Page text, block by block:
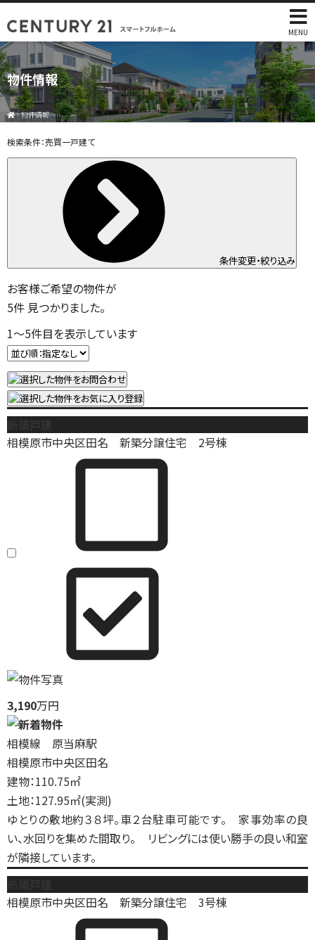
MENU
物件情報
>物件情報
検索条件：売買一戸建て
条件変更・絞り込み
お客様ご希望の物件が
5件 見つかりました。
1～5件目を表示しています
相模原市中央区田名 新築分譲住宅 2号棟
3,190万円
相模線 原当麻駅
相模原市中央区田名
建物：110.75㎡
土地：127.95㎡(実測)
ゆとりの敷地約３８坪。車２台駐車可能です。 家事効率の良
い、水回りを集めた間取り。 リビングには使い勝手の良い和室
が隣接しています。
相模原市中央区田名 新築分譲住宅 3号棟